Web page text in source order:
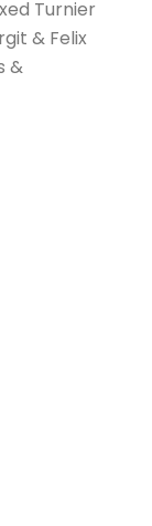
Turnier
& Felix
&